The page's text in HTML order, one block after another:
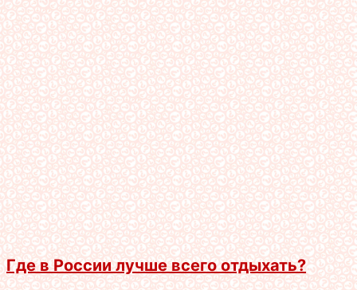
Где в России лучше всего отдыхать?